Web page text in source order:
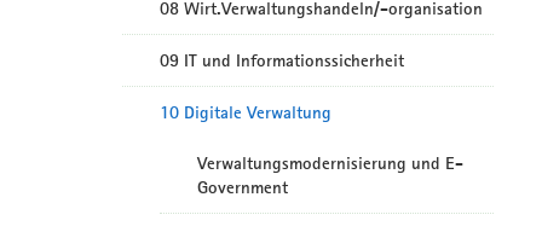
08 Wirt.Verwaltungshandeln/-organisation
09 IT und Informationssicherheit
10 Digitale Verwaltung
Verwaltungsmodernisierung und E-
Government